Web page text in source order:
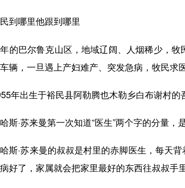
到哪里他跟到哪里
巴尔鲁克山区，地域辽阔、人烟稀少，牧
辆，一旦遇上产妇难产、突发急病，牧民求
出生于裕民县阿勒腾也木勒乡白布谢村的
·苏来曼第一次知道“医生”两个字的分量，是
·苏来曼的叔叔是村里的赤脚医生，每天背
好了，家属就会把家里最好的东西往叔叔手